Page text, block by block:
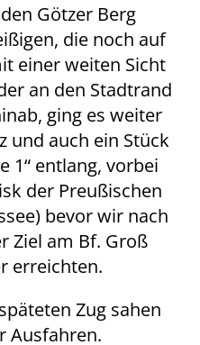
Götzer Berg
die noch auf
einer weiten Sicht
an den Stadtrand
ging es weiter
und auch ein Stück
1“ entlang, vorbei
der Preußischen
bevor wir nach
Ziel am Bf. Groß
erreichten.
Zug sahen
Ausfahren.